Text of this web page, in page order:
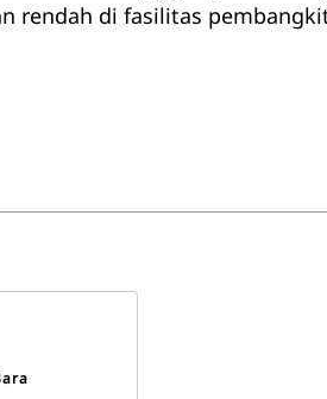
rendah di fasilitas